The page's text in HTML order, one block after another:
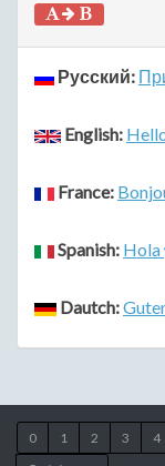
Русский:
English:
France:
Spanish: Hola
Dautch:
0 1 2 3 4